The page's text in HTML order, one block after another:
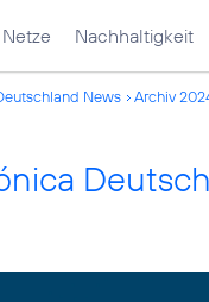
Netze Nachhaltigkeit
News Archiv